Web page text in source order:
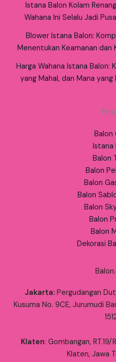
Istana Balon Kolam
Wahana Ini Selalu Jadi
Blower Istana Balon:
Menentukan Keamanan dan
Harga Wahana Istana Balon:
yang Mahal, dan Mana
Balon
Istana
Balon
Balon
Balon
Balon
Balon
Balon
Balon
Dekorasi
Jakarta: Pergudangan
Kusuma No. 9CE, Jurumudi
Klaten: Gombangan, RT.19/
Klaten, Jawa